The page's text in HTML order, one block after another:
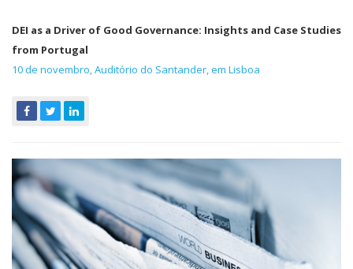
DEI as a Driver of Good Governance: Insights and Case Studies
from Portugal
10 de novembro, Auditório do Santander, em Lisboa